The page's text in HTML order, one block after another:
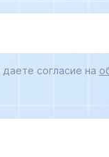
согласие на